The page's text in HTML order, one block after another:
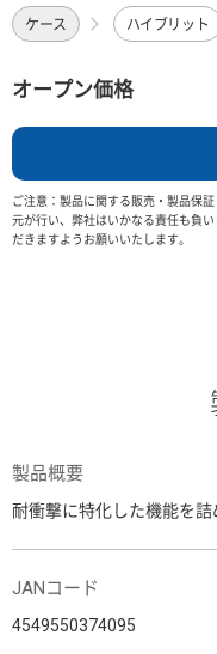
ケース ハイブリット
オープン価格
ご注意：製品に関する販売・製品保
元が行い、弊社はいかなる責任も負
だきますようお願いいたします。
製品概要
耐衝撃に特化した機能を詰
JANコード
4549550374095